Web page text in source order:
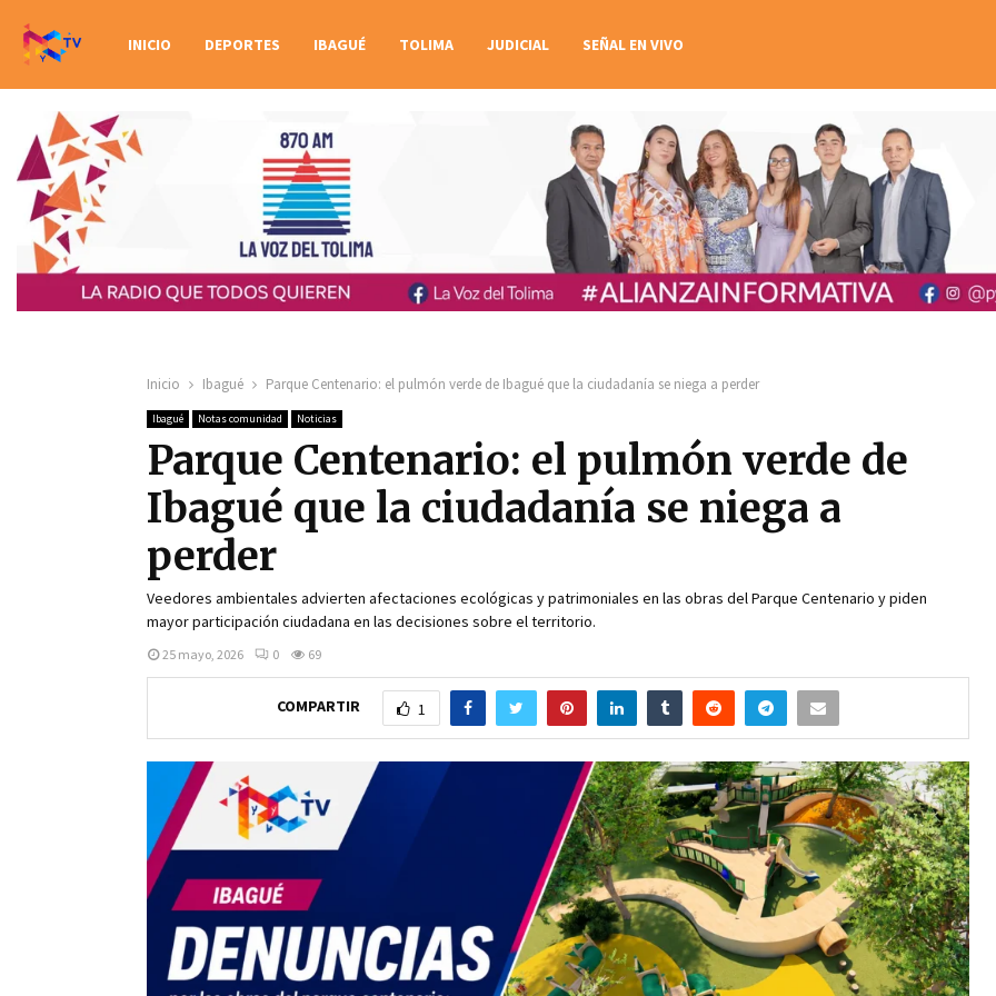
INICIO DEPORTES IBAGUÉ TOLIMA JUDICIAL SEÑAL EN VIVO
Inicio Ibagué Parque Centenario: el pulmón verde de Ibagué que la ciudadanía se niega a perder
Ibagué Notas comunidad Noticias
Parque Centenario: el pulmón verde de
Ibagué que la ciudadanía se niega a
perder
Veedores ambientales advierten afectaciones ecológicas y patrimoniales en las obras del Parque Centenario y piden
mayor participación ciudadana en las decisiones sobre el territorio.
25 mayo, 2026 0 69
COMPARTIR 1